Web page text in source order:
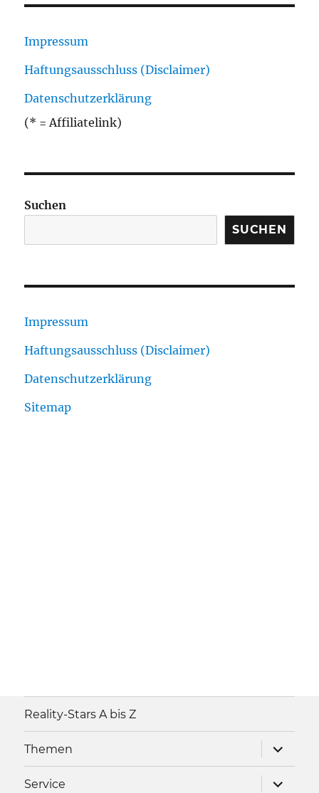
Impressum
Haftungsausschluss (Disclaimer)
Datenschutzerklärung
(* = Affiliatelink)
Suchen
SUCHEN
Impressum
Haftungsausschluss (Disclaimer)
Datenschutzerklärung
Sitemap
Reality-Stars A bis Z
Themen
anzeigen
Service